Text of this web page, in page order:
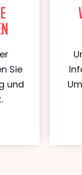
Sie
und